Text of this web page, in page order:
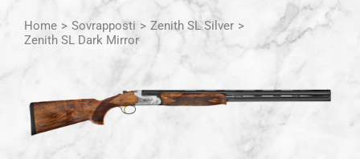
Home > Sovrapposti > Zenith SL Silver >
Zenith SL Dark Mirror